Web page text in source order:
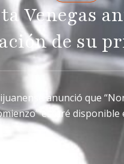
Venegas
de su
anunció que
estaré disponible